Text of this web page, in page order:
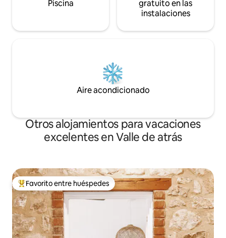
Piscina
gratuito en las
instalaciones
Aire acondicionado
Otros alojamientos para vacaciones
excelentes en Valle de atrás
Favorito entre huéspedes preferido
Favorito entre huéspedes